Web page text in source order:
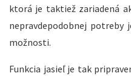
ktorá je taktiež zariadená
nepravdepodobnej potreby
možnosti.
Funkcia jasieľ je tak